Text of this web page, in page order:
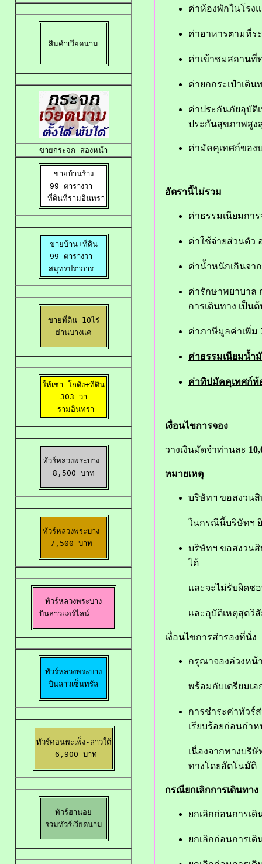
สินค้าเวียดนาม
ขายกระจก ส่องหน้า
ขายบ้านร้าง
99 ตารางวา
ที่ดินที่รามอินทรา
ขายบ้าน+ที่ดิน
99 ตารางวา
สมุทรปราการ
ขายที่ดิน 10ไร่
ย่านบางแค
ให้เช่า โกดัง+ที่ดิน
303 วา
รามอินทรา
ทัวร์หลวงพระบาง
8,500 บาท
ทัวร์หลวงพระบาง
7,500 บาท
ทัวร์หลวงพระบาง
บินลาวแอร์ไลน์
ทัวร์หลวงพระบาง
บินลาวเซ็นทรัล
ทัวร์คอนพะเพ็ง-ลาวใต้
6,900 บาท
ทัวร์ฮานอย
รวมทัวร์เวียดนาม
ค่าห้องพักในโรง
ค่าอาหารตามที่ร
ค่าเข้าชมสถานที่
ค่ายกกระเป๋าเดิ
ค่าประกันภัยอุบัติเ
ประกันสุขภาพสูง
ค่ามัคคุเทศก์ของ
อัตรานี้ไม่รวม
ค่าธรรมเนียมกา
ค่าใช้จ่ายส่วนตัว
ค่าน้ำหนักเกินจา
ค่ารักษาพยาบาล
การเดินทาง เป็น
ค่าภาษีมูลค่าเพิ่ม
ค่าธรรมเนียมน้ำ
ค่าทิปมัคคุเทศก์ท้
เงื่อนไขการจอง
วางเงินมัดจำท่านละ
หมายเหตุ
บริษัทฯ ขอสงวนสิ
ในกรณีนี้บริษัทฯ
บริษัทฯ ขอสงวนสิ
ได้
และจะไม่รับผิดช
และอุบัติเหตุสุดวิ
เงื่อนไขการสำรองที่นั่ง
กรุณาจองล่วงหน้
พร้อมกับเตรียมเอ
การชำระค่าทัวร์
เรียบร้อยก่อนกำ
เนื่องจากทางบริ
ทางโดยอัตโนมัติ
กรณียกเลิกการเดินทาง
ยกเลิกก่อนการเ
ยกเลิกก่อนการเ